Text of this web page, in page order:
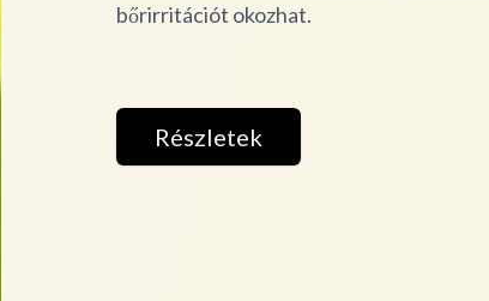
bőrirritációt okozhat.
Részletek